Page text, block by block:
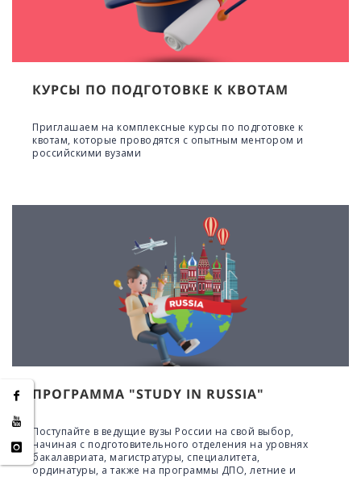
КУРСЫ ПО ПОДГОТОВКЕ К КВОТАМ
Приглашаем на комплексные курсы по подготовке к
квотам, которые проводятся с опытным ментором и
российскими вузами
ПРОГРАММА "STUDY IN RUSSIA"
Поступайте в ведущие вузы России на свой выбор,
начиная с подготовительного отделения на уровнях
бакалавриата, магистратуры, специалитета,
ординатуры, а также на программы ДПО, летние и